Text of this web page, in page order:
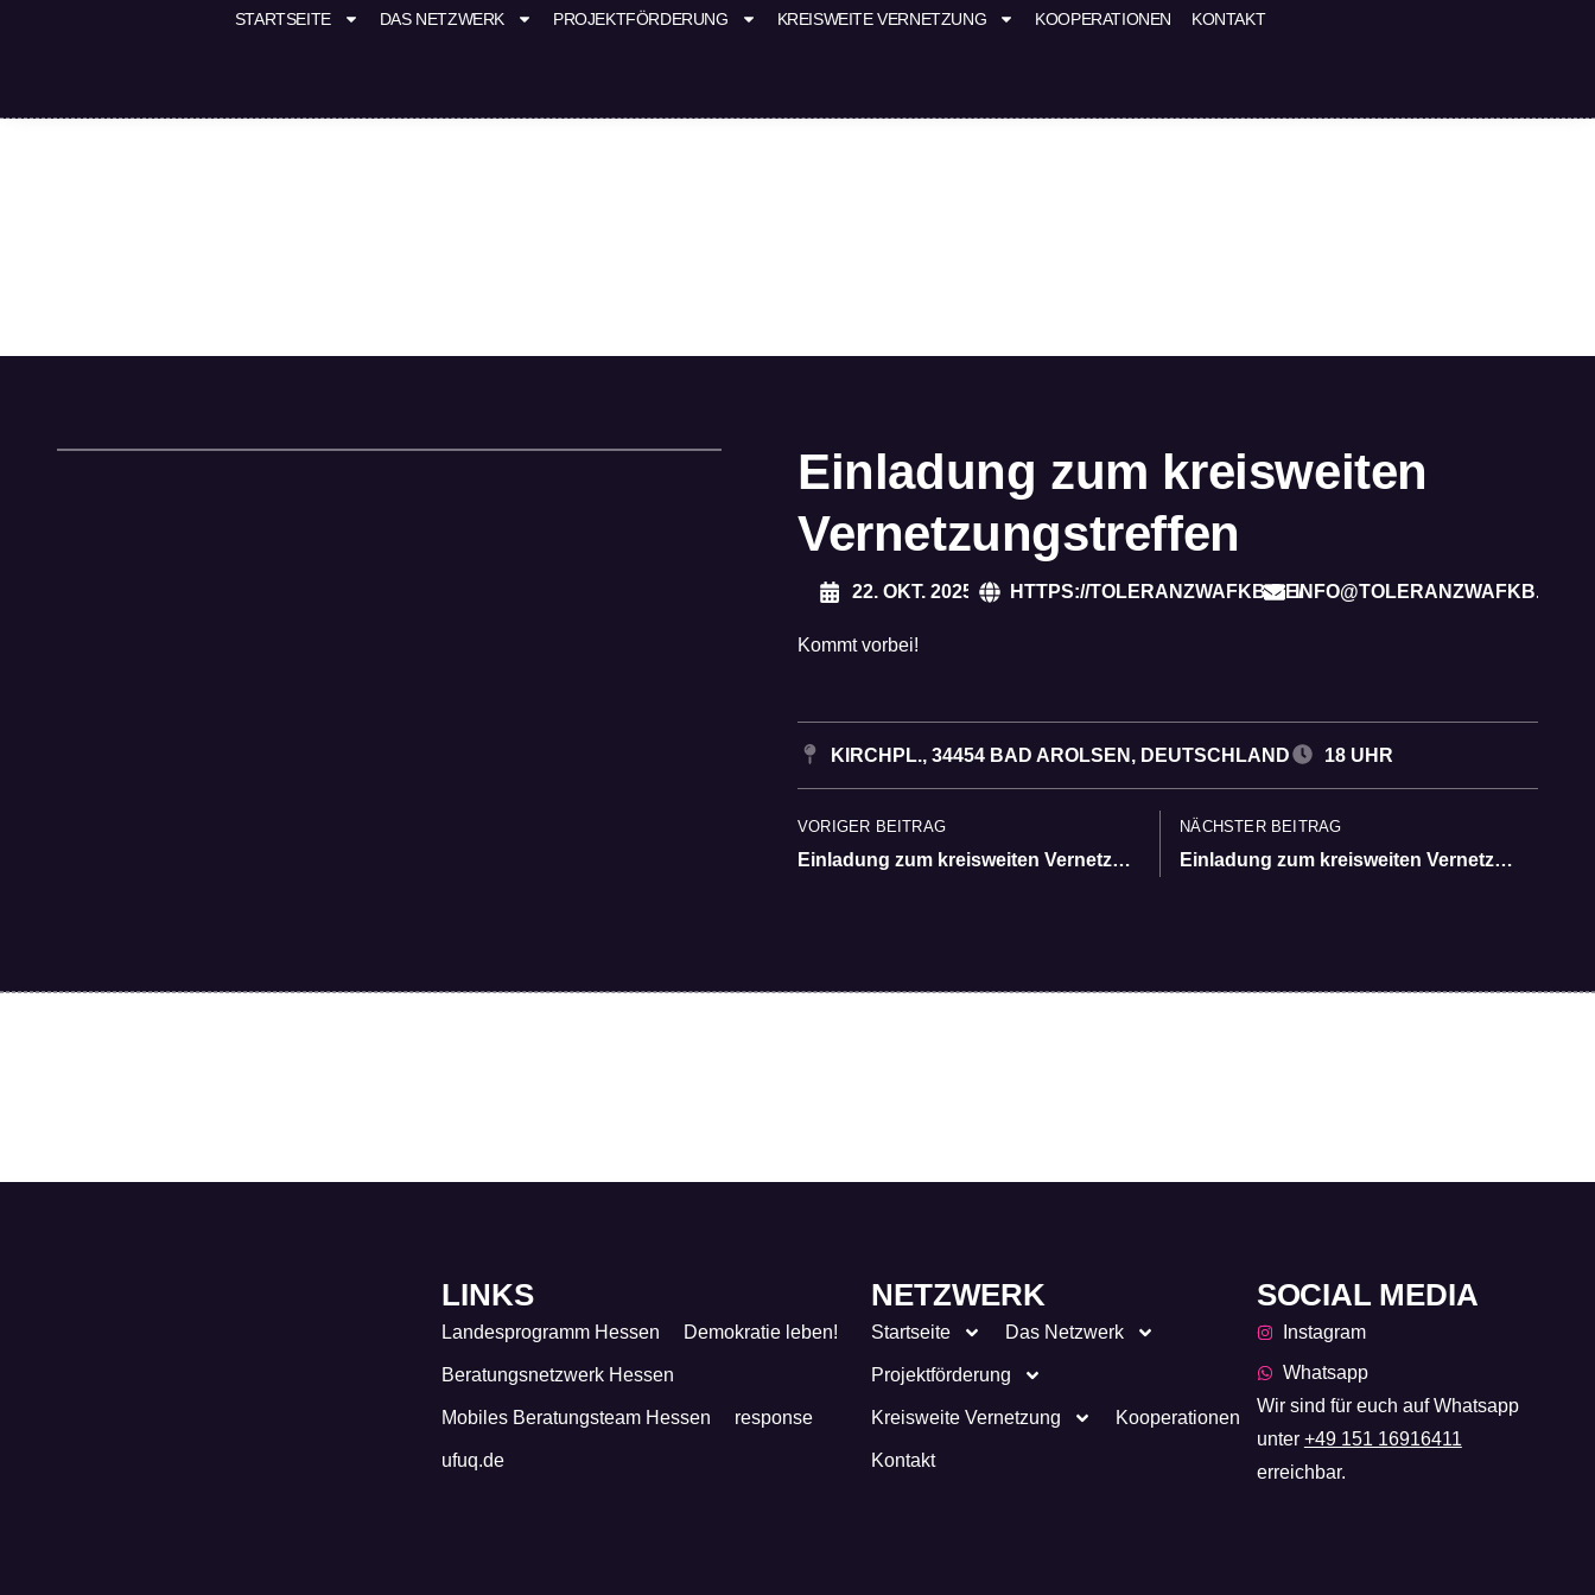
STARTSEITE DAS NETZWERK PROJEKTFÖRDERUNG KREISWEITE VERNETZUNG KOOPERATIONEN KONTAKT
Einladung zum kreisweiten
Vernetzungstreffen
22. OKT. 2025 HTTPS://TOLERANZWAFKB.DE/INFO@TOLERANZWAFKB.DE
Kommt vorbei!
KIRCHPL., 34454 BAD AROLSEN, DEUTSCHLAND 18 UHR
VORIGER BEITRAG
Einladung zum kreisweiten Vernetzungstreffen
NÄCHSTER BEITRAG
Einladung zum kreisweiten Vernetzungstreffen
LINKS
Landesprogramm Hessen Demokratie leben!
Beratungsnetzwerk Hessen
Mobiles Beratungsteam Hessen response
ufuq.de
NETZWERK
Startseite Das Netzwerk
Projektförderung
Kreisweite Vernetzung Kooperationen
Kontakt
SOCIAL MEDIA
Instagram
Whatsapp
Wir sind für euch auf Whatsapp
unter +49 151 16916411
erreichbar.